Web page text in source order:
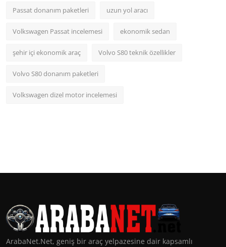
Passat donanım paketleri uzun yol aracı
Volkswagen Passat incelemesi ekonomik sedan
şehir içi ekonomik araç Volvo S80 teknik özellikler
Volvo S80 donanım paketleri
Volkswagen dizel motor incelemesi
ArabaNet.Net, geniş bir araç yelpazesine dair kapsamlı